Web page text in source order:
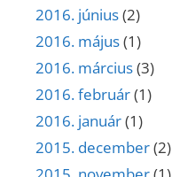
2016. június(2)
2016. május(1)
2016. március(3)
2016. február(1)
2016. január(1)
2015. december(2)